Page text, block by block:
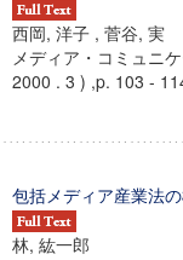
のサイエンス」
西岡, 洋子 , 菅谷, 実
メディア・コミュニ
2000 . 3 ) ,p. 103 -
包括メディア産業法
林, 紘一郎